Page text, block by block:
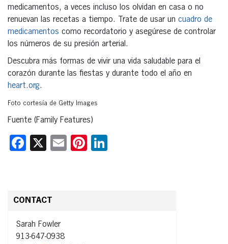
medicamentos, a veces incluso los olvidan en casa o no
renuevan las recetas a tiempo. Trate de usar un cuadro de
medicamentos como recordatorio y asegúrese de controlar
los números de su presión arterial.
Descubra más formas de vivir una vida saludable para el
corazón durante las fiestas y durante todo el año en
heart.org.
Foto cortesía de Getty Images
Fuente (Family Features)
Facebook
X EmailPinterest
CONTACT
Sarah Fowler
913-647-0938